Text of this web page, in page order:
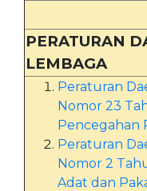
PERATURAN
LEMBAGA
Peraturan
Nomor 23
Pencegahan
Peraturan
Nomor 2
Adat dan